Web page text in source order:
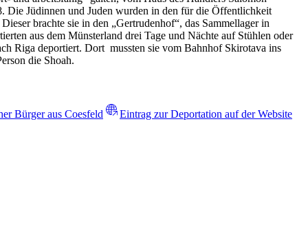
Die Jüdinnen und Juden wurden in den für die Öffentlichkeit
brachte sie in den „Gertrudenhof“, das Sammellager in
aus dem Münsterland drei Tage und Nächte auf Stühlen oder
Riga deportiert. Dort mussten sie vom Bahnhof Skirotava ins
die Shoah.
Bürger aus Coesfeld
Eintrag zur Deportation auf der Website